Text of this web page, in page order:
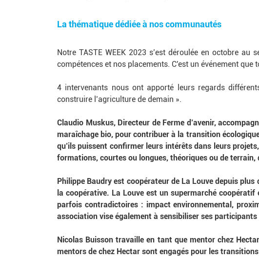
La thématique dédiée à nos communautés
Notre TASTE WEEK 2023 s’est déroulée en octobre
compétences et nos placements. C'est un événement
4 intervenants nous ont apporté leurs regards
construire l’agriculture de demain ».
Claudio Muskus, Directeur de Ferme d’avenir,
maraîchage bio, pour contribuer à la transition
qu’ils puissent confirmer leurs intérêts dans leurs
formations, courtes ou longues, théoriques ou de
Philippe Baudry est coopérateur de La Louve depuis plus
la coopérative. La Louve est un supermarché
parfois contradictoires : impact environnemental,
association vise également à sensibiliser ses
Nicolas Buissontravaille en tant que mentor chez
mentors de chez Hectar sont engagés pour les